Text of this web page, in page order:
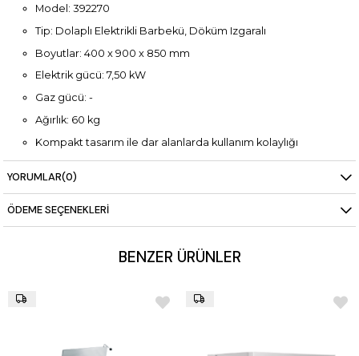
Model: 392270
Tip: Dolaplı Elektrikli Barbekü, Döküm Izgaralı
Boyutlar: 400 x 900 x 850 mm
Elektrik gücü: 7,50 kW
Gaz gücü: -
Ağırlık: 60 kg
Kompakt tasarım ile dar alanlarda kullanım kolaylığı
Döküm ızgara yüzeyi ile yüksek ısı tutma ve dayanıklılık
YORUMLAR(0)
ÖDEME SEÇENEKLERI
BENZER ÜRÜNLER